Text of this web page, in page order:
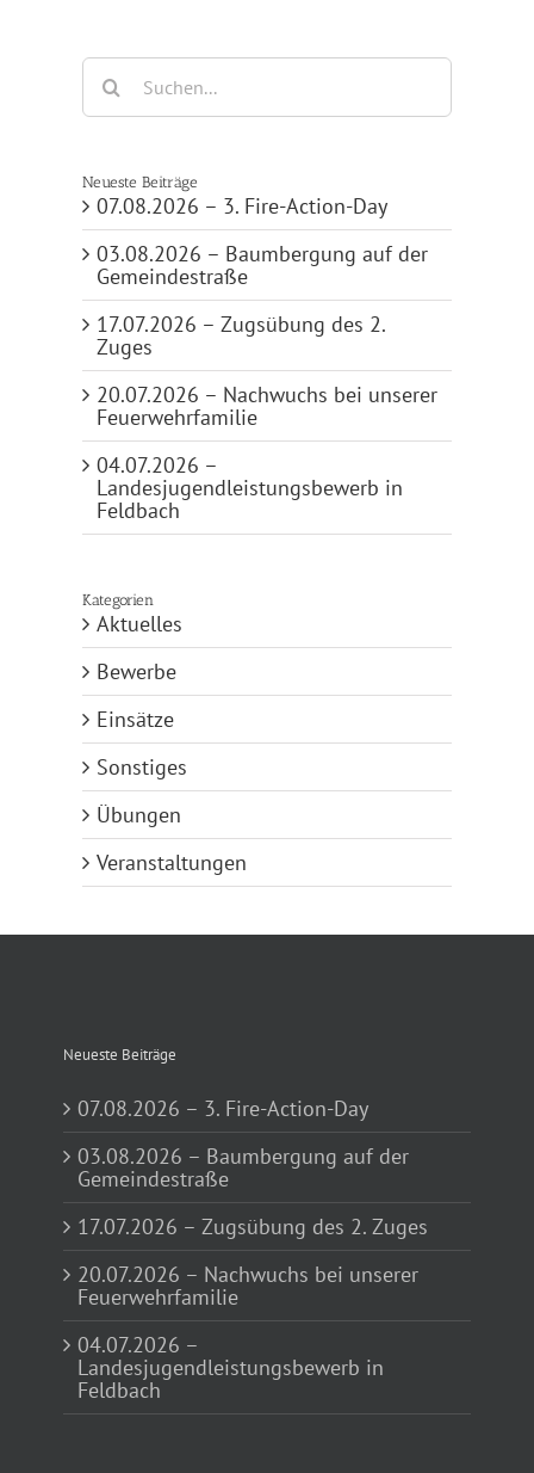
Suche
nach:
Neueste Beiträge
07.08.2026 – 3. Fire-Action-Day
03.08.2026 – Baumbergung auf der
Gemeindestraße
17.07.2026 – Zugsübung des 2.
Zuges
20.07.2026 – Nachwuchs bei unserer
Feuerwehrfamilie
04.07.2026 –
Landesjugendleistungsbewerb in
Feldbach
Kategorien
Aktuelles
Bewerbe
Einsätze
Sonstiges
Übungen
Veranstaltungen
Neueste Beiträge
07.08.2026 – 3. Fire-Action-Day
03.08.2026 – Baumbergung auf der
Gemeindestraße
17.07.2026 – Zugsübung des 2. Zuges
20.07.2026 – Nachwuchs bei unserer
Feuerwehrfamilie
04.07.2026 –
Landesjugendleistungsbewerb in
Feldbach